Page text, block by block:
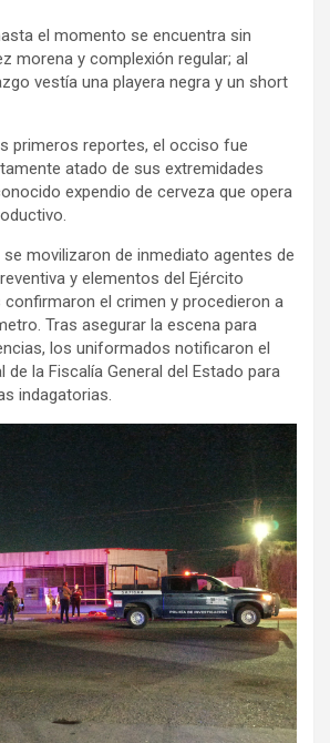
el momento se encuentra sin
morena y complexión regular; al
vestía una playera negra y un short
primeros reportes, el occiso fue
atado de sus extremidades
expendio de cerveza que opera
movilizaron de inmediato agentes de
y elementos del Ejército
confirmaron el crimen y procedieron a
Tras asegurar la escena para
los uniformados notificaron el
de la Fiscalía General del Estado para
indagatorias.